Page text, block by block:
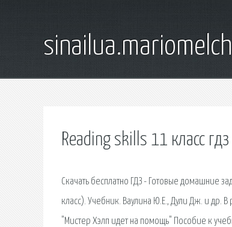
Reading skills 11 класс гдз
Скачать бесплатно ГДЗ - Готовые домашние
класс). Учебник. Ваулина Ю.Е., Дули Дж. и др.
"Мистер Хэлп идет на помощь" Пособие к